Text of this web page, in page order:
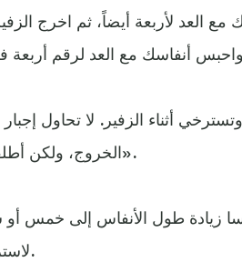
العد لأربعة أيضاً، ثم اخرج
أثناء الزفير. لا تحاول إجبار
الخروج، ولكن أطلقه ببساطة».
زيادة طول الأنفاس إلى خمس
لاسترخاء أعمق.